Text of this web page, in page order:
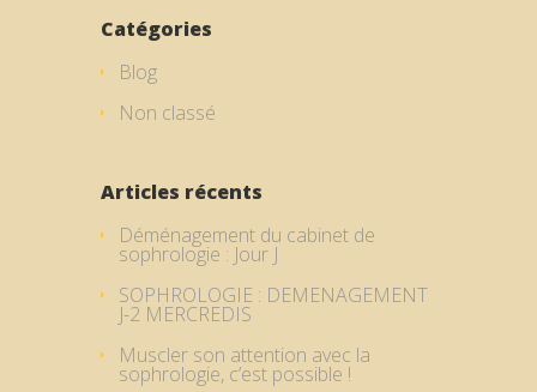
Catégories
Blog
Non classé
Articles récents
Déménagement du cabinet de
sophrologie : Jour J
SOPHROLOGIE : DEMENAGEMENT
J-2 MERCREDIS
Muscler son attention avec la
sophrologie, c’est possible !